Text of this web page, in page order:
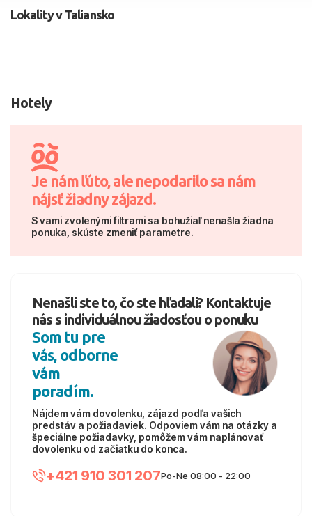
2 dospelí, 0 deti
Lokality v Taliansko
Hotely
Je nám ľúto, ale nepodarilo sa nám
nájsť žiadny zájazd.
S vami zvolenými filtrami sa bohužiaľ nenašla žiadna
ponuka, skúste zmeniť parametre.
Nenašli ste to, čo ste hľadali? Kontaktuje
nás s individuálnou žiadosťou o ponuku
Som tu pre
vás, odborne
vám
poradím.
Nájdem vám dovolenku, zájazd podľa vašich
predstáv a požiadaviek. Odpoviem vám na otázky a
špeciálne požiadavky, pomôžem vám naplánovať
dovolenku od začiatku do konca.
+421 910 301 207Po-Ne 08:00 - 22:00